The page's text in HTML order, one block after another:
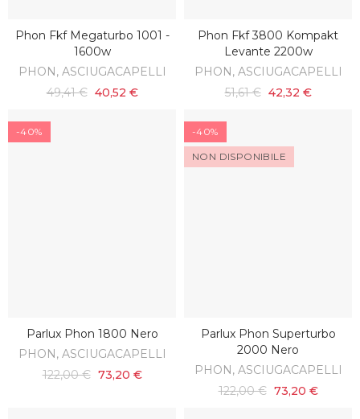
AGGIUNGI AL CARRELLO
Phon Fkf Megaturbo 1001 -
1600w
PHON, ASCIUGACAPELLI
49,41 € 40,52 €
AGGIUNGI AL CARRELLO
Phon Fkf 3800 Kompakt
Levante 2200w
PHON, ASCIUGACAPELLI
51,61 € 42,32 €
-40%
AGGIUNGI AL CARRELLO
Parlux Phon 1800 Nero
PHON, ASCIUGACAPELLI
122,00 € 73,20 €
-40%
NON DISPONIBILE
SCOPRI
Parlux Phon Superturbo
2000 Nero
PHON, ASCIUGACAPELLI
122,00 € 73,20 €